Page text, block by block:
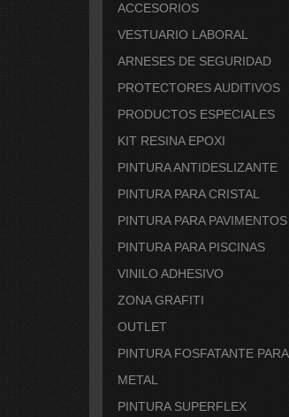
ACCESORIOS
VESTUARIO LABORAL
ARNESES DE SEGURIDAD
PROTECTORES AUDITIVOS
PRODUCTOS ESPECIALES
KIT RESINA EPOXI
PINTURA ANTIDESLIZANTE
PINTURA PARA CRISTAL
PINTURA PARA PAVIMENTOS
PINTURA PARA PISCINAS
VINILO ADHESIVO
ZONA GRAFITI
OUTLET
PINTURA FOSFATANTE PARA
METAL
PINTURA SUPERFLEX